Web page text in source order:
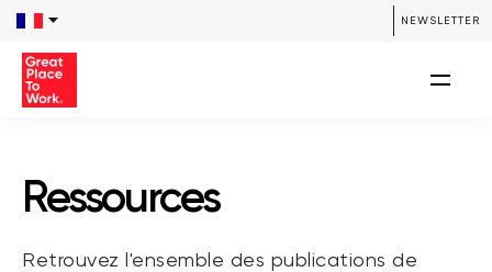
NEWSLETTER
/**** SEARCH *****/ /**** END SEARCH *****/
Ressources
Retrouvez l'ensemble des publications de